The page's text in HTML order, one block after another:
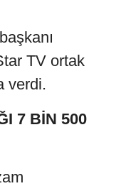
TV ortak
verdi.
7 BİN 500